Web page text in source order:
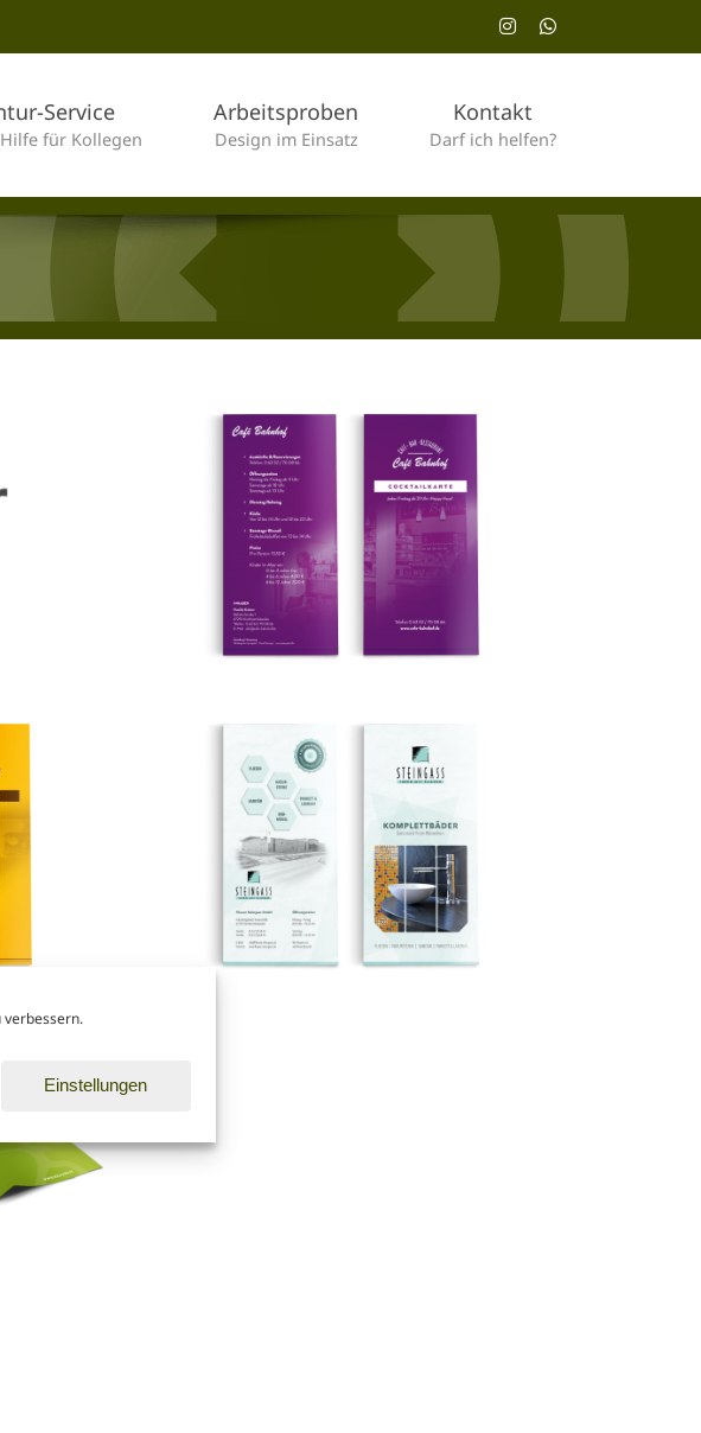
verbessern.
Einstellungen
InstagramWhatsApp
Service
für Kollegen
Arbeitsproben
Design im Einsatz
Kontakt
Darf ich helfen?